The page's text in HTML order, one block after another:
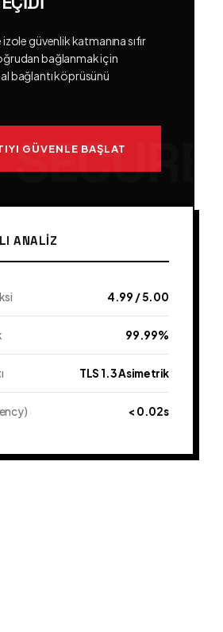
güvenlik katmanına sıfır
bağlanmak için
bağlantı köprüsünü
GÜVENLE BAŞLAT
ANALIZ
4.99 / 5.00
99.99%
TLS 1.3 Asimetrik
< 0.02s